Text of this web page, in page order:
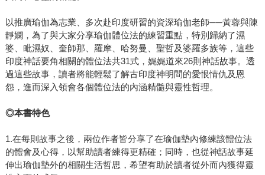
以推廣瑜伽為志業、多次赴印度研習的資深瑜伽老師──黃蓉與陳
靜嫻，為了與大家分享瑜伽體位法的練習重點，特別歸納了濕
婆、毗濕奴、奎師那、羅摩、哈努曼、聖哲及婆羅多族等，這些
印度神話要角相關的體位法共31式，娓娓道來26則神話故事。透
過這些故事，讀者將能輕鬆了解古印度神明間的愛恨情仇及恩
怨，進而深入領會各個體位法的內涵精髓與靈性哲理。
◎本書特色
1.在每則故事之後，兩位作者皆分享了在瑜伽墊內修練該體位法
的體會及心得，以幫助讀者練得更精確；同時，也從神話故事延
伸出瑜伽墊外的相關生活哲思，希望有助於讀者從外而內獲得靈